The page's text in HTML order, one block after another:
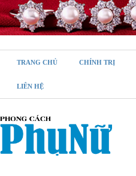
TRANG CHỦ CHÍNH TRỊ
LIÊN HỆ